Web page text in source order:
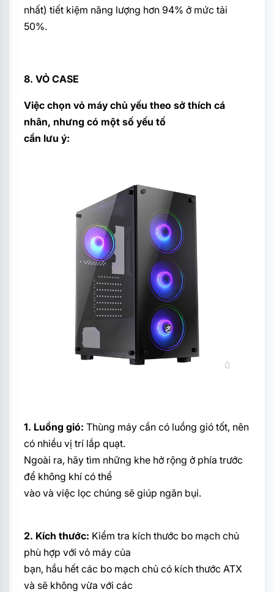
nhất) tiết kiệm năng lượng hơn 94% ở mức tải
50%.
8. VỎ CASE
Việc chọn vỏ máy chủ yếu theo sở thích cá
nhân, nhưng có một số yếu tố
cần lưu ý:
1. Luồng gió: Thùng máy cần có luồng gió tốt, nên
có nhiều vị trí lắp quạt.
Ngoài ra, hãy tìm những khe hở rộng ở phía trước
để không khí có thể
vào và việc lọc chúng sẽ giúp ngăn bụi.
2. Kích thước: Kiểm tra kích thước bo mạch chủ
phù hợp với vỏ máy của
bạn, hầu hết các bo mạch chủ có kích thước ATX
và sẽ không vừa với các